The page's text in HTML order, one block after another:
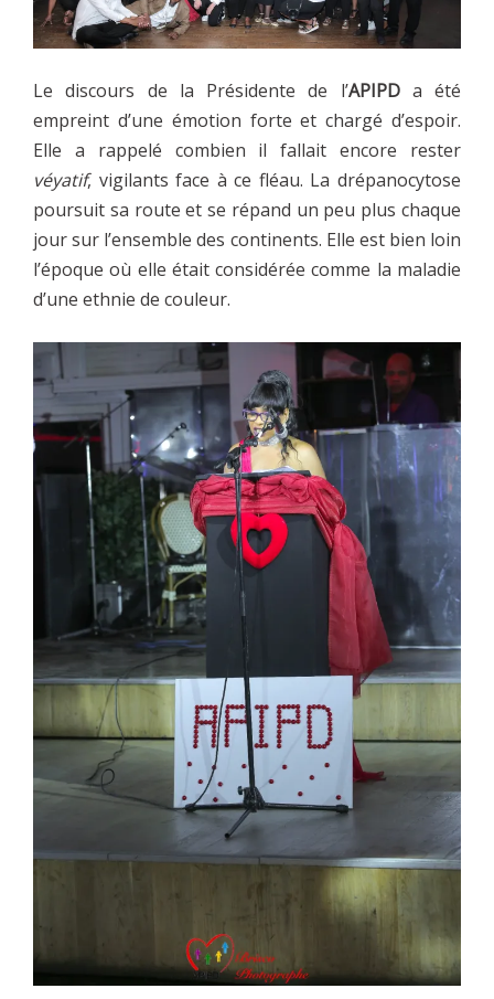
Le discours de la Présidente de l’APIPDa été
empreint d’une émotion forte et chargé d’espoir.
Elle a rappelé combien il fallait encore rester
véyatif, vigilants face à ce fléau. La drépanocytose
poursuit sa route et se répand un peu plus chaque
jour sur l’ensemble des continents. Elle est bien loin
l’époque où elle était considérée comme la maladie
d’une ethnie de couleur.